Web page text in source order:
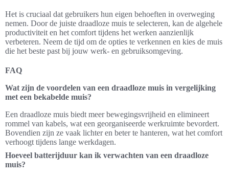
Het is cruciaal dat gebruikers hun eigen behoeften in overweging
nemen. Door de juiste draadloze muis te selecteren, kan de algehele
productiviteit en het comfort tijdens het werken aanzienlijk
verbeteren. Neem de tijd om de opties te verkennen en kies de muis
die het beste past bij jouw werk- en gebruiksomgeving.
FAQ
Wat zijn de voordelen van een draadloze muis in vergelijking
met een bekabelde muis?
Een draadloze muis biedt meer bewegingsvrijheid en elimineert
rommel van kabels, wat een georganiseerde werkruimte bevordert.
Bovendien zijn ze vaak lichter en beter te hanteren, wat het comfort
verhoogt tijdens lange werkdagen.
Hoeveel batterijduur kan ik verwachten van een draadloze
muis?